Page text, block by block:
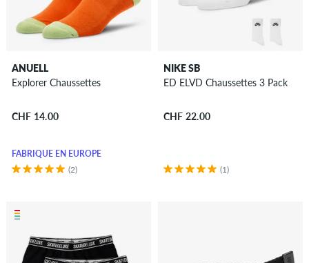
ANUELL
Explorer Chaussettes
CHF 14.00
FABRIQUÉ EN EUROPE
(2)
NIKE SB
ED ELVD Chaussettes 3 Pack
CHF 22.00
(1)